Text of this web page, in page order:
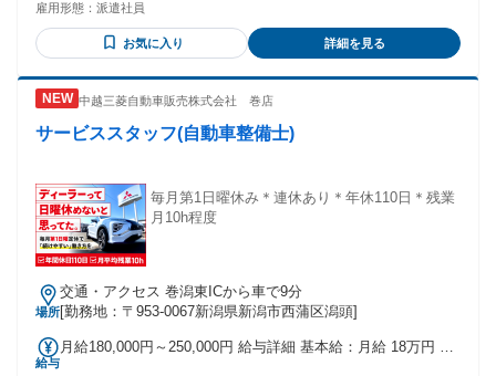
雇用形態： 派遣社員
お気に入り 詳細を見る
中越三菱自動車販売株式会社 巻店
サービススタッフ(自動車整備士)
毎月第1日曜休み＊連休あり＊年休110日＊残業
月10h程度
場所
交通・アクセス 巻潟東ICから車で9分
[勤務地：〒953-0067新潟県新潟市西蒲区潟頭]
給与
月給180,000円～250,000円 給与詳細 基本給：月給 18万円 〜